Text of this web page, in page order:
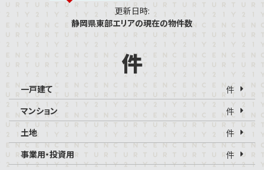
更新日時:
静岡県東部エリアの現在の物件数
件
一戸建て
件
マンション
件
土地
件
事業用・投資用
件